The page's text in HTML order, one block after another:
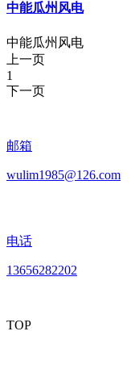
中能瓜州风电
中能瓜州风电
上一页
1
下一页
邮箱
wulim1985@126.com
电话
13656282202
TOP